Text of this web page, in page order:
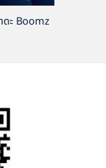
ดะ Boomz